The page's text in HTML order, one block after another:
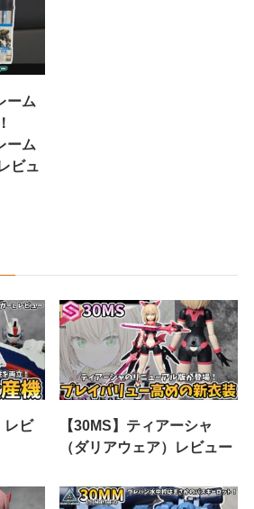
ーム
ーム
ビュ
レビ
【30MS】ティアーシャ
（ダリアウェア）レビュー